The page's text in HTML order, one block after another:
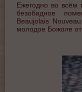
Ежегодно во всём
безобидное
Beaujolais
молодое Божоле